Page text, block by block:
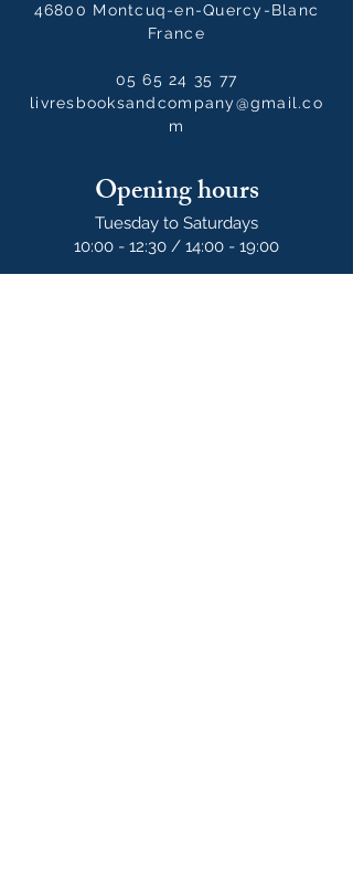
46800 Montcuq-en-Quercy-Blanc
France
05 65 24 35 77
livresbooksandcompany@gmail.co
m
Opening hours
Tuesday to Saturdays
10:00 - 12:30 / 14:00 - 19:00